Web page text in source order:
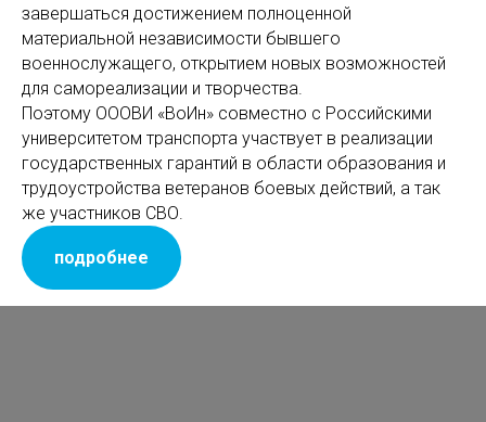
завершаться достижением полноценной
материальной независимости бывшего
военнослужащего, открытием новых возможностей
для самореализации и творчества.
Поэтому ОООВИ «ВоИн» совместно с Российскими
университетом транспорта участвует в реализации
государственных гарантий в области образования и
трудоустройства ветеранов боевых действий, а так
же участников СВО.
подробнее